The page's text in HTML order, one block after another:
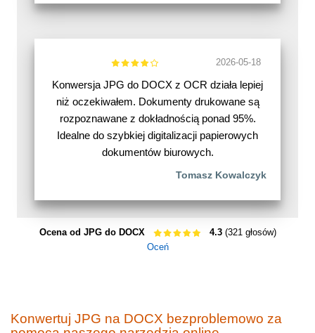
2026-05-18
Konwersja JPG do DOCX z OCR działa lepiej
niż oczekiwałem. Dokumenty drukowane są
rozpoznawane z dokładnością ponad 95%.
Idealne do szybkiej digitalizacji papierowych
dokumentów biurowych.
Tomasz Kowalczyk
Ocena od JPG do DOCX 4.3(321 głosów)
Oceń
Konwertuj JPG na DOCX bezproblemowo za